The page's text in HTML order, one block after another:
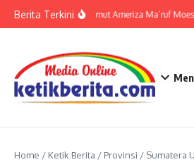
Berita TerkiniKPwBI Sumut Ameriza Ma’ruf
Home / Ketik Berita / Provinsi / Sumatera